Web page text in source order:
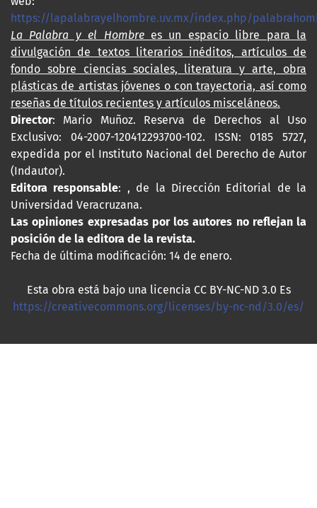
https://lapalabrayelhombre.uv.mx/index.php/
La Palabra y el Hombre es un espacio libre para la
divulgación de textos literarios inéditos, artículos de
fondo sobre ciencias sociales, literatura y arte, obra
plásticas de artistas jóvenes o con trayectoria, así como
reseñas de títulos recientes y artículos misceláneos.
Director: Mario Muñoz. Reserva de Derechos al Uso
Exclusivo: 04-2007-120412293700-102. ISSN: 0185 5727,
expedida por el Instituto Nacional del Derecho de Autor
(Indautor).
Editora responsable: , de la Dirección Editorial de la
Universidad Veracruzana.
Las opiniones expresadas por los autores no reflejan la
posición de la editora de la revista.
Fecha de última modificación: 14 de enero.
Esta obra está bajo una licencia CC BY-NC-ND 3.0 Es
https://creativecommons.org/licenses/by-nc-nd/3.0/es/